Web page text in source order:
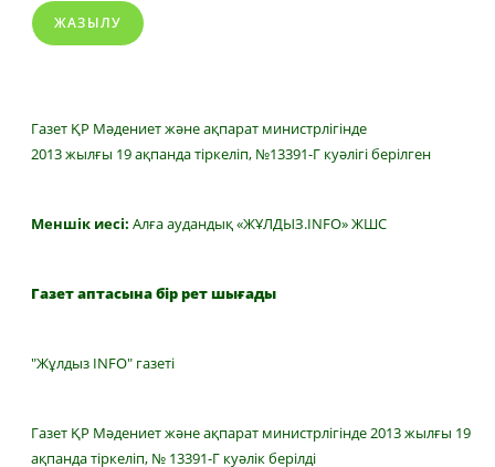
ЖАЗЫЛУ
Газет ҚР Мәдениет және ақпарат министрлігінде
2013 жылғы 19 ақпанда тіркеліп, №13391-Г куәлігі берілген
Меншік иесі: Алға аудандық «ЖҰЛДЫЗ.INFO» ЖШС
Газет аптасына бір рет шығады
"Жұлдыз INFO" газеті
Газет ҚР Мәдениет және ақпарат министрлігінде 2013 жылғы 19
ақпанда тіркеліп, № 13391-Г куәлік берілді